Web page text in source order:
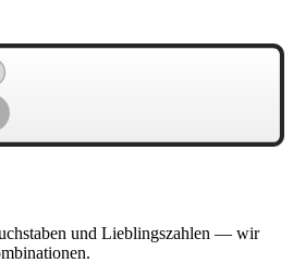
und Lieblingszahlen — wir